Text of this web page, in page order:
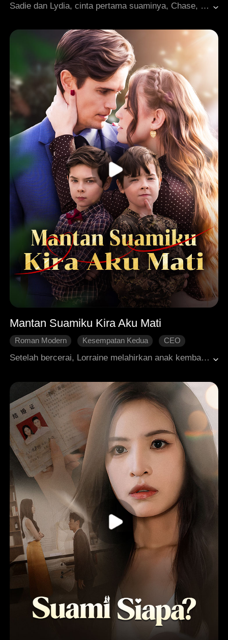
Roman Modern
Sadie dan Lydia, cinta pertama suaminya, Chase, diculik bersama. Lydia mengalami kekerasan dan hamil. Demi melindungi Lydia, Chase berbohong bahwa Sadie lah korbannya yang mengandung anak orang asing. Hancur hati, Sadie menceraikannya, membongkar kebohongannya, dan mengubur masa lalu kelam. Saat mereka bertemu lagi, Sadie telah menikah dengan rival Chase dan membangun keluarga bahagia. Kini Sadie paham, kebahagiaan tak dibangun di atas pengorbanan diri. Chase pun belajar, cinta kadang berarti melepaskan.
Mantan Suamiku Kira Aku Mati
Roman Modern Kesempatan Kedua
CEO
Cinta yang Dihidupkan Kembali
Setelah bercerai, Lorraine melahirkan anak kembar. Karena khawatir mantan suaminya yang super kaya akan mengambil kedua anaknya, dia membawa anak yang bungsu, berpura-pura meninggal, lalu kabur. Delapan tahun kemudian, dia kembali bersama si bungsu. Berkat bantuan kedua anak kembarnya, dia dan mantan suaminya berhasil meluruskan kesalahpahaman dan rujuk kembali.